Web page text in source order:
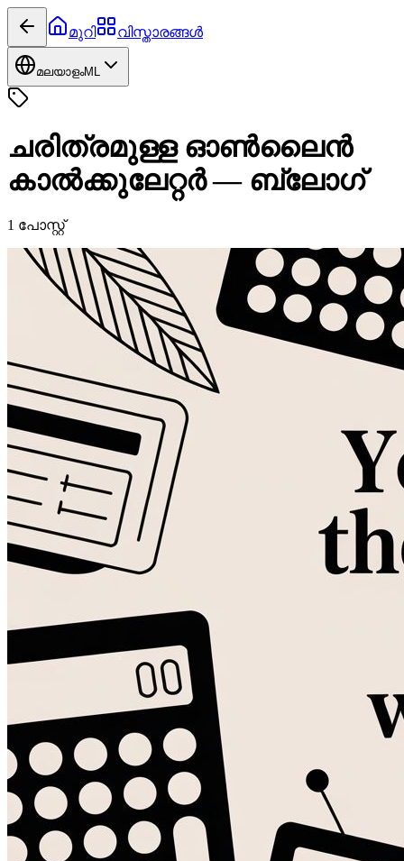
മുറി വിസ്താരങ്ങൾ
മലയാളംML
ചരിത്രമുള്ള ഓൺലൈൻ
കാൽക്കുലേറ്റർ— ബ്ലോഗ്
1 പോസ്റ്റ്